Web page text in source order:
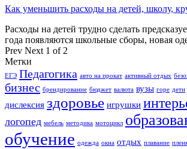
Как уменьшить расходы на детей, школу,
Расходы на детей трудно сделать
года появляются школьные сборы, новая
Prev Next 1 of 2
Метки
ЕГЭ Педагогика авто на прокат активный отдых
бизнес брендирование бюджет валюта вузы горе дети
дислексия здоровье игрушки
логопед мебель методика мотоцикл
обучение одежда окна отдых плавание